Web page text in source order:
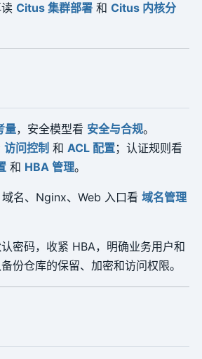
Citus 集群部署和 Citus 内核分
量，安全模型看 安全与合规。
访问控制 和 ACL 配置；认证规则看
和 HBA 管理。
名、Nginx、Web 入口看 域名管理
密码，收紧 HBA，明确业务用户和
份仓库的保留、加密和访问权限。